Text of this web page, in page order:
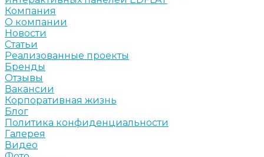
Компания
О компании
Новости
Статьи
Реализованные проекты
Бренды
Отзывы
Вакансии
Корпоративная жизнь
Блог
Политика конфиденциальности
Галерея
Видео